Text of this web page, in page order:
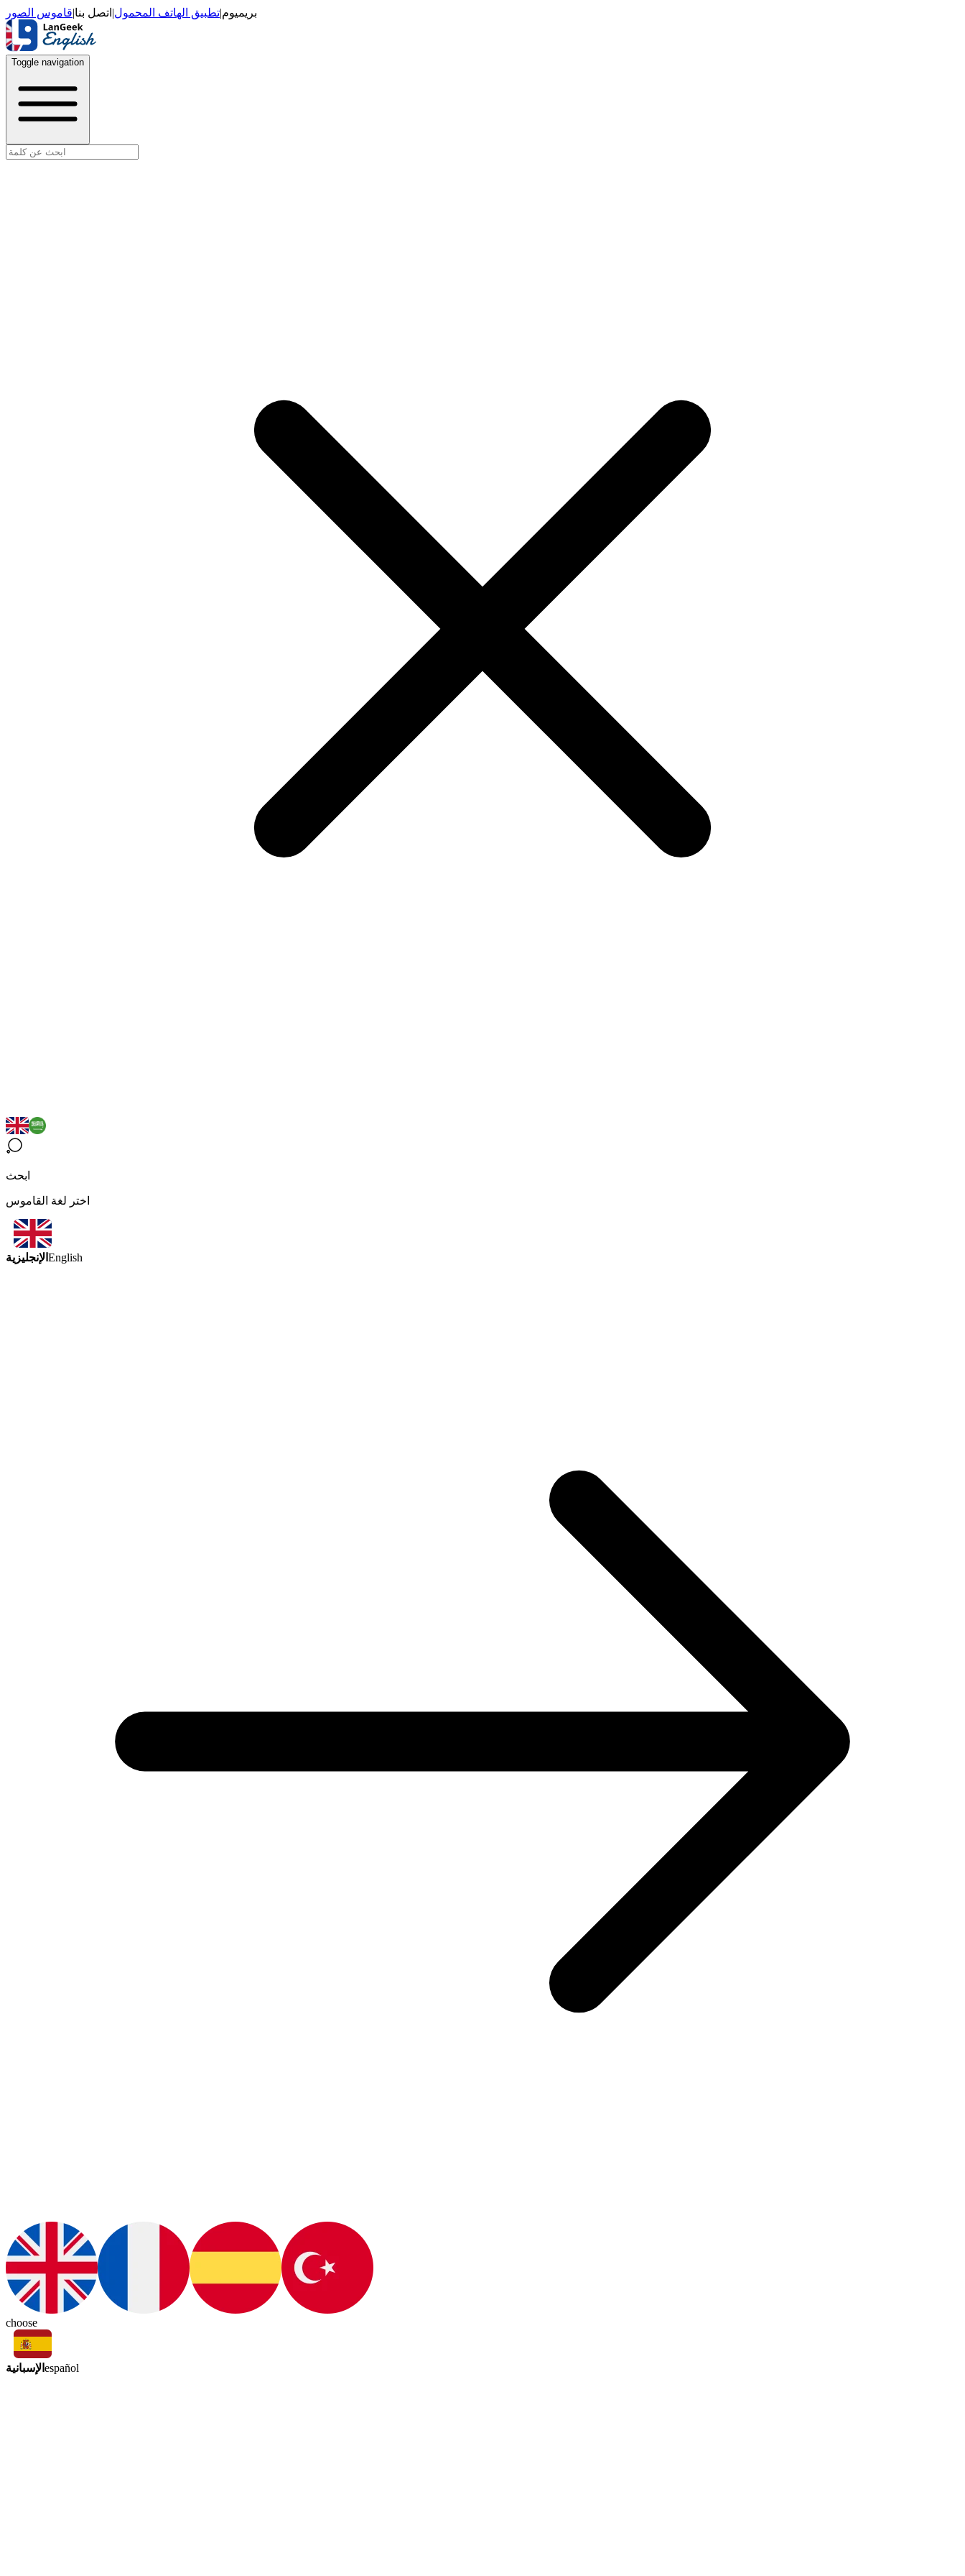
بريميوم|تطبيق الهاتف المحمول| اتصل بنا|قاموس الصور
Toggle navigation
ابحث
اختر لغة القاموس
الإنجليزية English
choose
الإسبانية español